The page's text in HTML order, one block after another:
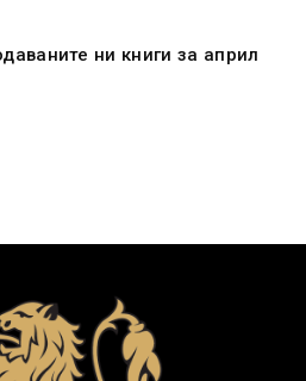
ни книги за април